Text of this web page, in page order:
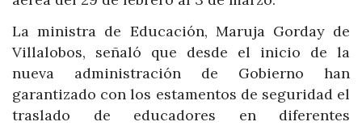
La ministra de Educación, Maruja Gorday de
Villalobos, señaló que desde el inicio de la
nueva administración de Gobierno han
garantizado con los estamentos de seguridad el
traslado de educadores en diferentes